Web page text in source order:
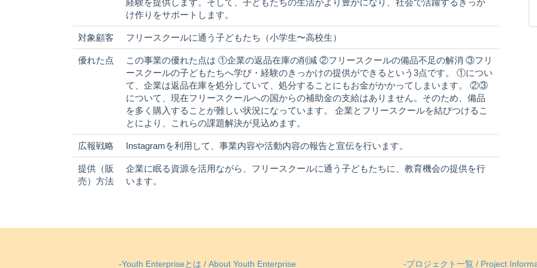
経験を提供します。そして、子どもたちの生活がより豊かになり、社会で活躍するきっか
け作りをサポートします。
対象顧客 フリースクールに通う子どもたち（小学生〜高校生）
優れた点
この事業の優れた点は ①企業の返品在庫の削減 ②フリースクールの備品不足の解消 ③フリ
ースクールの子どもたちへ学び・経験のきっかけの提供ができるという3点です。 ①につい
て、企業は返品在庫を処分していて、処分することにもお金がかかってしまいます。 ②③
について、現在フリースクールへの国からの補助金の支給はありません。そのため、備品
を多く購入することが難しい状況になっています。 企業とフリースクールを結びつけるこ
とにより、これらの課題解決が見込めます。
広報戦略 Instagramを利用して、事業内容や活動内容の報告と宣伝を行います。
提供（販
売）方法
企業に眠る資源を活用ながら、フリースクールに通う子どもたちに、教育機会の提供を行
います。
-Youth Enterpriseとは / About Youth Enterprise -プロジェクト一覧 / Project